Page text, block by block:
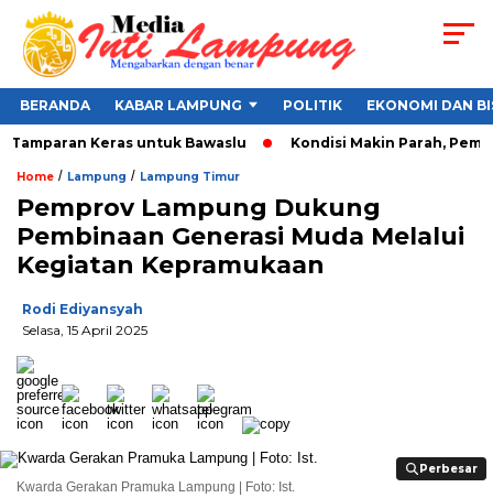
BERANDA KABAR LAMPUNG POLITIK EKONOMI DAN
Keras untuk Bawaslu Kondisi Makin Parah,
Home / Lampung / Lampung Timur
Pemprov Lampung Dukung
Pembinaan Generasi Muda Melalui
Kegiatan Kepramukaan
Rodi Ediyansyah
Selasa, 15 April 2025
Perbesar
Perbesar
Kwarda Gerakan Pramuka Lampung | Foto: Ist.